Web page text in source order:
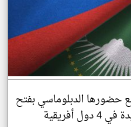
حضورها الدبلوماسي بفتح
أفريقية